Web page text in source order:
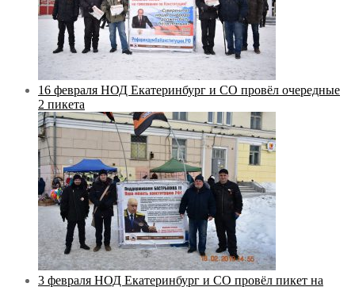
16 февраля НОД Екатеринбург и СО провёл очередные
2 пикета
3 февраля НОД Екатеринбург и СО провёл пикет на